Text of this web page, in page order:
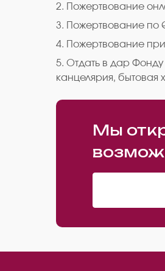
2. Пожертвование
3. Пожертвование по
4. Пожертвование
5. Отдать в дар
канцелярия, бытовая
Мы